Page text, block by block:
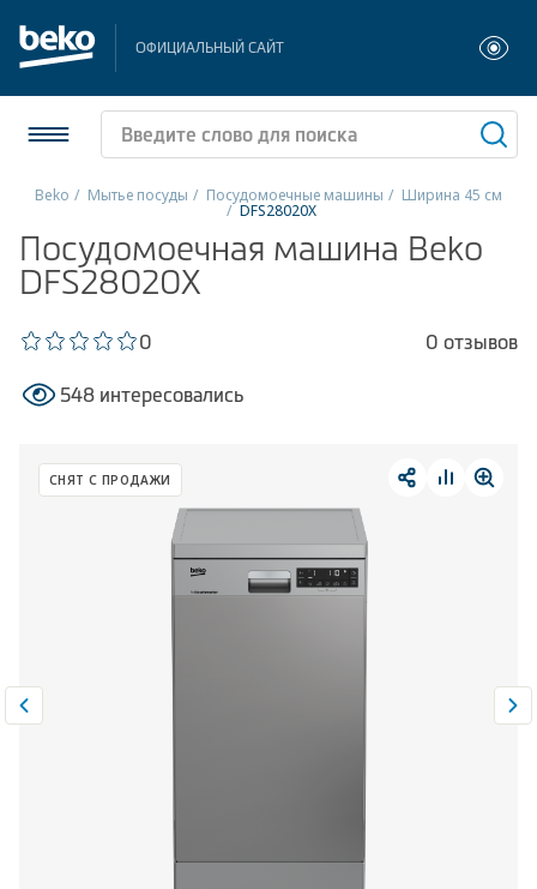
ОФИЦИАЛЬНЫЙ САЙТ
Холодильники и морозильники
Стиральные и сушильные машины
Посудомоечные машины
Плиты
Малая бытовая техника
Климатическая техника
Beko Мытье посуды Посудомоечные машины Ширина 45 см
DFS28020X
Посудомоечная машина Beko
DFS28020X
0 0 отзывов
548 интересовались
СНЯТ С ПРОДАЖИ